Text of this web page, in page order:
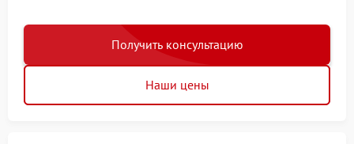
Получить консультацию
Наши цены